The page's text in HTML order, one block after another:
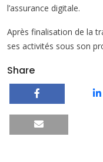
l’assurance digitale.
Après finalisation de la
ses activités sous son
Share